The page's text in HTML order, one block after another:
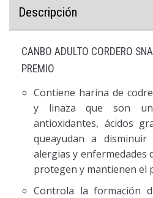
Descripción
CANBO ADULTO CORDERO
PREMIO
Contiene harina de
y linaza que son
antioxidantes, ácidos
queayudan a
alergias y enfermedades
protegen y mantienen el
Controla la formación